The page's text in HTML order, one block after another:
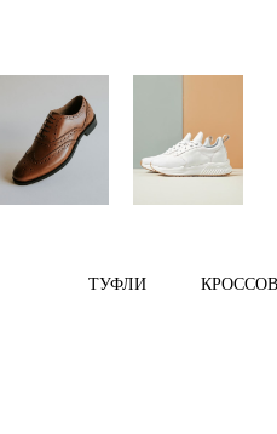
ТУФЛИ